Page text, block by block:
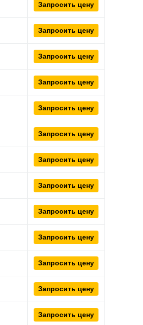
Запросить цену
Запросить цену
Запросить цену
Запросить цену
Запросить цену
Запросить цену
Запросить цену
Запросить цену
Запросить цену
Запросить цену
Запросить цену
Запросить цену
Запросить цену